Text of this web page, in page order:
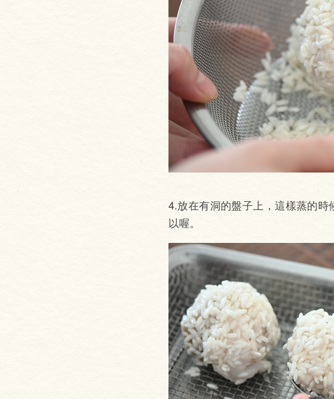
4.放在有洞的盤子上，這樣蒸的
以喔。